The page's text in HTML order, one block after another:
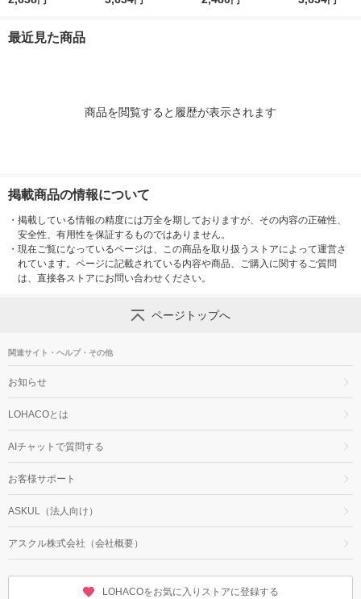
花王
最近見た商品
商品を閲覧すると履歴が表示されます
掲載商品の情報について
・ 掲載している情報の精度には万全を期しておりますが、その内容の正確性、
安全性、有用性を保証するものではありません。
・ 現在ご覧になっているページは、この商品を取り扱うストアによって運営さ
れています。ページに記載されている内容や商品、ご購入に関するご質問
は、直接各ストアにお問い合わせください。
ページトップへ
関連サイト・ヘルプ・その他
お知らせ
LOHACOとは
AIチャットで質問する
お客様サポート
ASKUL（法人向け）
アスクル株式会社（会社概要）
LOHACOをお気に入りストアに登録する